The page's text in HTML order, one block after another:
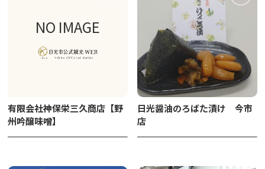
NO IMAGE
有限会社神保栄三久商店【野
州吟醸味噌】
日光醤油のろばた漬け 今市
店